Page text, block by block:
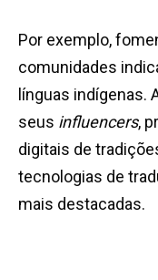
Por exemplo,
comunidades
línguas indígenas.
seus influencers,
digitais de
tecnologias de
mais destacadas.